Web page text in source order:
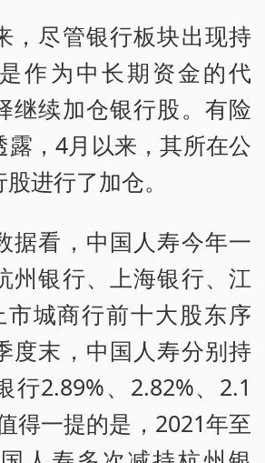
尽管银行板块出现持
作为中长期资金的代
继续加仓银行股。有险
露，4月以来，其所在公
进行了加仓。
看，中国人寿今年一
州银行、上海银行、江
城商行前十大股东序
度末，中国人寿分别持
行2.89%、2.82%、2.1
得一提的是，2021年至